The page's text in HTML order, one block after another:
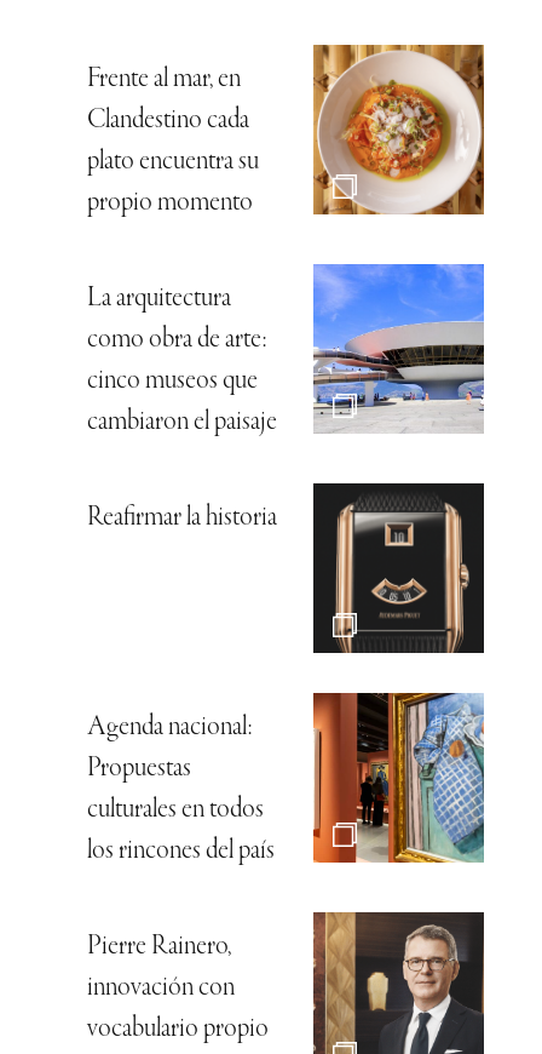
Frente al mar, en
Clandestino cada
plato encuentra su
propio momento
La arquitectura
como obra de arte:
cinco museos que
cambiaron el paisaje
Reafirmar la historia
Agenda nacional:
Propuestas
culturales en todos
los rincones del país
Pierre Rainero,
innovación con
vocabulario propio